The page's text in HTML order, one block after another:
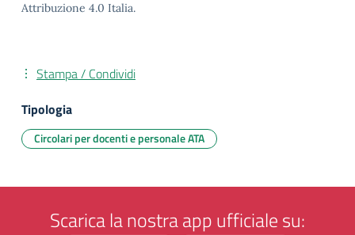
Attribuzione 4.0 Italia.
Stampa / Condividi
Tipologia
Circolari per docenti e personale ATA
Scarica la nostra app ufficiale su: